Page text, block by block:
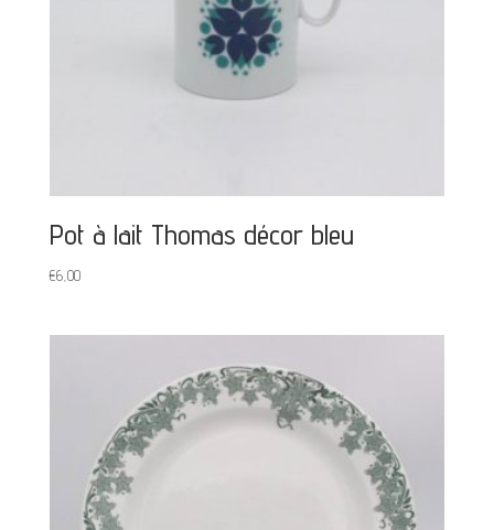
Pot à lait Thomas décor bleu
€6,00